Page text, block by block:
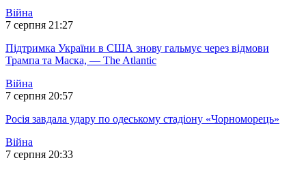
Війна
7 серпня 21:27
Підтримка України в США знову гальмує через відмови
Трампа та Маска, — The Atlantic
Війна
7 серпня 20:57
Росія завдала удару по одеському стадіону «Чорноморець»
Війна
7 серпня 20:33